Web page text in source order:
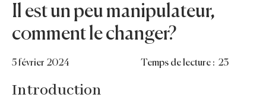
Il est un peu manipulateur,
comment le changer?
5février 2024 Temps de lecture : 23
Introduction